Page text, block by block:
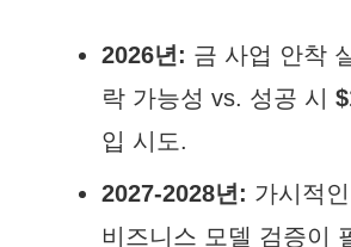
2026년: 금 사업 안착
락 가능성 vs. 성공 시
입 시도.
2027-2028년: 가시적
비즈니스 모델 검증이